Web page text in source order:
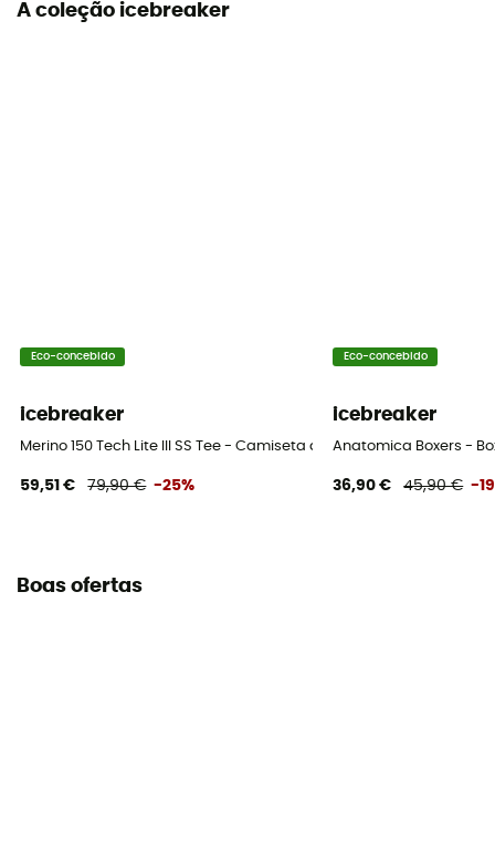
A coleção icebreaker
Eco-concebido
icebreaker
Merino 150 Tech Lite III SS Tee - Camiseta de lã merino homem
59,51 € 79,90 € -25%
Eco-concebido
icebreaker
Anatomica Boxers -
36,90 € 45,90 € -
Boas ofertas